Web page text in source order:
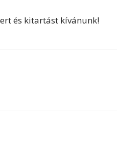
és kitartást kívánunk!